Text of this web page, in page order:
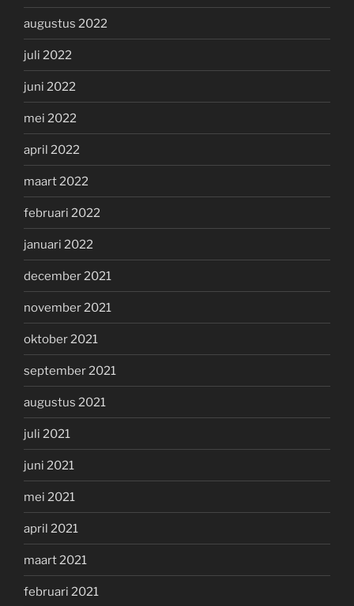
augustus 2022
juli 2022
juni 2022
mei 2022
april 2022
maart 2022
februari 2022
januari 2022
december 2021
november 2021
oktober 2021
september 2021
augustus 2021
juli 2021
juni 2021
mei 2021
april 2021
maart 2021
februari 2021